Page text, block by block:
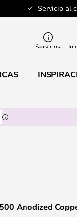
Servicio al
Servicios
Anodized